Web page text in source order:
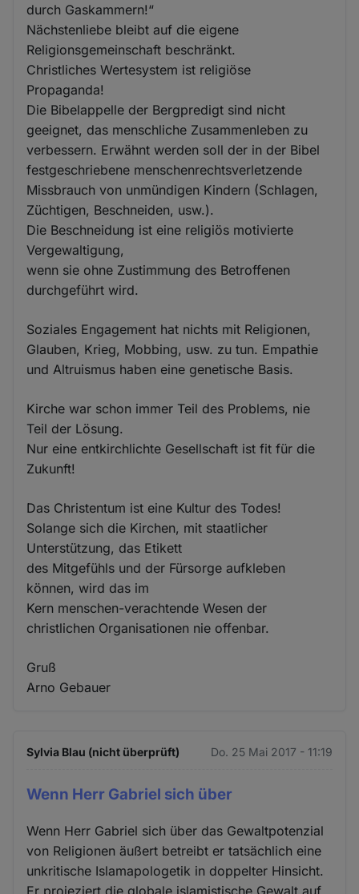
durch Gaskammern!“
Nächstenliebe bleibt auf die eigene
Religionsgemeinschaft beschränkt.
Christliches Wertesystem ist religiöse
Propaganda!
Die Bibelappelle der Bergpredigt sind nicht
geeignet, das menschliche Zusammenleben zu
verbessern. Erwähnt werden soll der in der Bibel
festgeschriebene menschenrechtsverletzende
Missbrauch von unmündigen Kindern (Schlagen,
Züchtigen, Beschneiden, usw.).
Die Beschneidung ist eine religiös motivierte
Vergewaltigung,
wenn sie ohne Zustimmung des Betroffenen
durchgeführt wird.
Soziales Engagement hat nichts mit Religionen,
Glauben, Krieg, Mobbing, usw. zu tun. Empathie
und Altruismus haben eine genetische Basis.
Kirche war schon immer Teil des Problems, nie
Teil der Lösung.
Nur eine entkirchlichte Gesellschaft ist fit für die
Zukunft!
Das Christentum ist eine Kultur des Todes!
Solange sich die Kirchen, mit staatlicher
Unterstützung, das Etikett
des Mitgefühls und der Fürsorge aufkleben
können, wird das im
Kern menschen-verachtende Wesen der
christlichen Organisationen nie offenbar.
Gruß
Arno Gebauer
Sylvia Blau (nicht überprüft) Do. 25 Mai 2017 - 11:19
Wenn Herr Gabriel sich über
Wenn Herr Gabriel sich über das Gewaltpotenzial
von Religionen äußert betreibt er tatsächlich eine
unkritische Islamapologetik in doppelter Hinsicht.
Er projeziert die globale islamistische Gewalt auf